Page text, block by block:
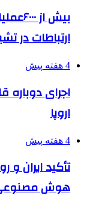
بیش
ارتباطات در
4 هفته پیش
اجرای
اروپا
4 هفته پیش
تأکید ایران
هوش مصنوعی